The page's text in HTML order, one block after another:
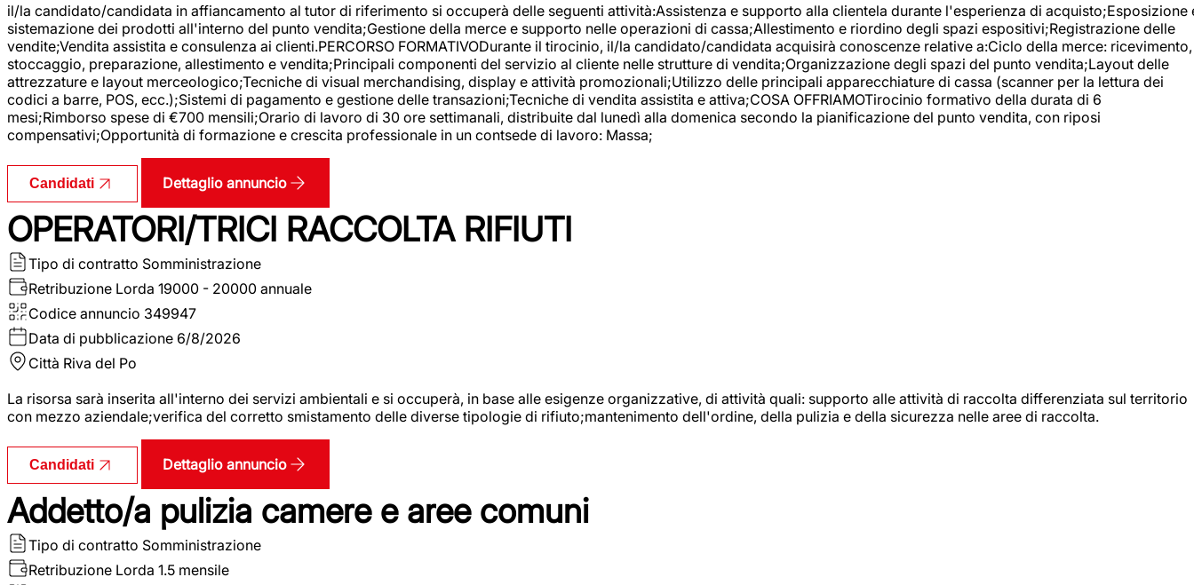
il/la candidato/candidata in affiancamento al tutor di riferimento si occuperà delle seguenti attività:Assistenza e supporto alla clientela durante l'esperienza di acquisto;Esposizione
sistemazione dei prodotti all'interno del punto vendita;Gestione della merce e supporto nelle operazioni di cassa;Allestimento e riordino degli spazi espositivi;Registrazione delle
vendite;Vendita assistita e consulenza ai clienti.PERCORSO FORMATIVODurante il tirocinio, il/la candidato/candidata acquisirà conoscenze relative a:Ciclo della merce: ricevimento,
stoccaggio, preparazione, allestimento e vendita;Principali componenti del servizio al cliente nelle strutture di vendita;Organizzazione degli spazi del punto vendita;Layout delle
attrezzature e layout merceologico;Tecniche di visual merchandising, display e attività promozionali;Utilizzo delle principali apparecchiature di cassa (scanner per la lettura dei
codici a barre, POS, ecc.);Sistemi di pagamento e gestione delle transazioni;Tecniche di vendita assistita e attiva;COSA OFFRIAMOTirocinio formativo della durata di 6
mesi;Rimborso spese di €700 mensili;Orario di lavoro di 30 ore settimanali, distribuite dal lunedì alla domenica secondo la pianificazione del punto vendita, con riposi
compensativi;Opportunità di formazione e crescita professionale in un contsede di lavoro: Massa;
Candidati Dettaglio annuncio
OPERATORI/TRICI RACCOLTA RIFIUTI
Tipo di contratto Somministrazione
Retribuzione Lorda 19000 - 20000 annuale
Codice annuncio 349947
Data di pubblicazione 6/8/2026
Città Riva del Po
La risorsa sarà inserita all'interno dei servizi ambientali e si occuperà, in base alle esigenze organizzative, di attività quali: supporto alle attività di raccolta differenziata sul territorio
con mezzo aziendale;verifica del corretto smistamento delle diverse tipologie di rifiuto;mantenimento dell'ordine, della pulizia e della sicurezza nelle aree di raccolta.
Candidati Dettaglio annuncio
Addetto/a pulizia camere e aree comuni
Tipo di contratto Somministrazione
Retribuzione Lorda 1.5 mensile